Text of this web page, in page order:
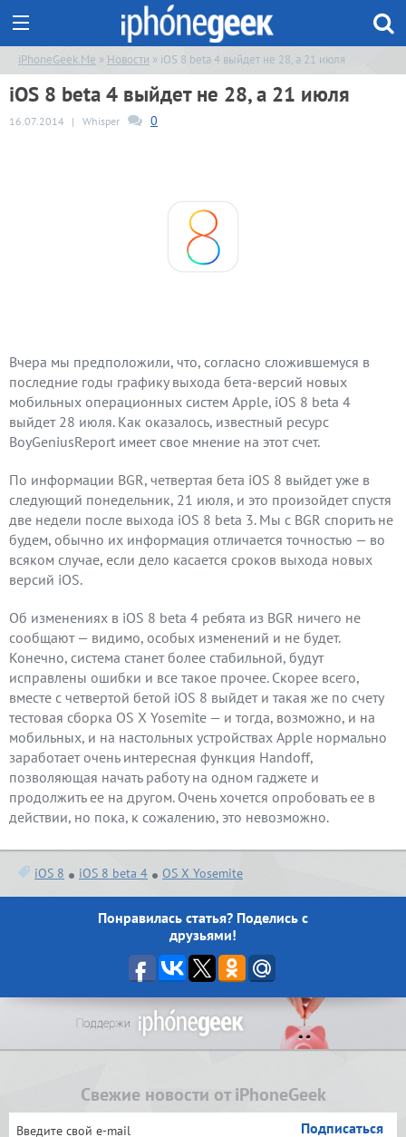
iPhoneGeek.Me » Новости » iOS 8 beta 4 выйдет не 28, а 21 июля
iOS 8 beta 4 выйдет не 28, а 21 июля
16.07.2014 | Whisper 0
Вчера мы предположили, что, согласно сложившемуся в
последние годы графику выхода бета-версий новых
мобильных операционных систем Apple, iOS 8 beta 4
выйдет 28 июля. Как оказалось, известный ресурс
BoyGeniusReport имеет свое мнение на этот счет.
По информации BGR, четвертая бета iOS 8 выйдет уже в
следующий понедельник, 21 июля, и это произойдет спустя
две недели после выхода iOS 8 beta 3. Мы с BGR спорить не
будем, обычно их информация отличается точностью — во
всяком случае, если дело касается сроков выхода новых
версий iOS.
Об изменениях в iOS 8 beta 4 ребята из BGR ничего не
сообщают — видимо, особых изменений и не будет.
Конечно, система станет более стабильной, будут
исправлены ошибки и все такое прочее. Скорее всего,
вместе с четвертой бетой iOS 8 выйдет и такая же по счету
тестовая сборка OS X Yosemite — и тогда, возможно, и на
мобильных, и на настольных устройствах Apple нормально
заработает очень интересная функция Handoff,
позволяющая начать работу на одном гаджете и
продолжить ее на другом. Очень хочется опробовать ее в
действии, но пока, к сожалению, это невозможно.
iOS 8 iOS 8 beta 4 OS X Yosemite
Понравилась статья? Поделись с
друзьями!
Свежие новости от iPhoneGeek